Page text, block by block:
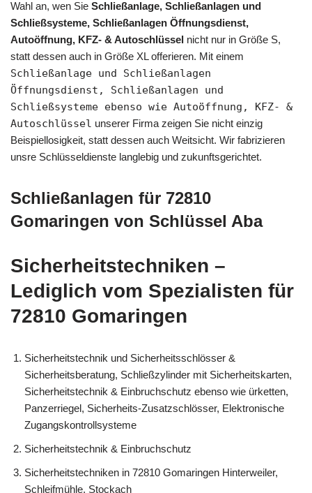
Wahl an, wen Sie Schließanlage, Schließanlagen und
Schließsysteme, Schließanlagen Öffnungsdienst,
Autoöffnung, KFZ- & Autoschlüssel nicht nur in Größe S,
statt dessen auch in Größe XL offerieren. Mit einem
Schließanlage und Schließanlagen
Öffnungsdienst, Schließanlagen und
Schließsysteme ebenso wie Autoöffnung, KFZ- &
Autoschlüssel unserer Firma zeigen Sie nicht einzig
Beispiellosigkeit, statt dessen auch Weitsicht. Wir fabrizieren
unsre Schlüsseldienste langlebig und zukunftsgerichtet.
Schließanlagen für 72810
Gomaringen von Schlüssel Aba
Sicherheitstechniken –
Lediglich vom Spezialisten für
72810 Gomaringen
Sicherheitstechnik und Sicherheitsschlösser &
Sicherheitsberatung, Schließzylinder mit Sicherheitskarten,
Sicherheitstechnik & Einbruchschutz ebenso wie ürketten,
Panzerriegel, Sicherheits-Zusatzschlösser, Elektronische
Zugangskontrollsysteme
Sicherheitstechnik & Einbruchschutz
Sicherheitstechniken in 72810 Gomaringen Hinterweiler,
Schleifmühle, Stockach